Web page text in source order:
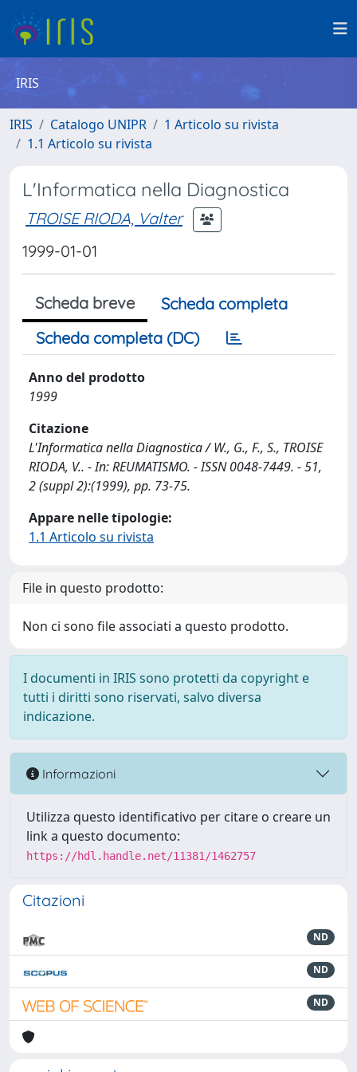
IRIS
IRIS Catalogo UNIPR
1 Articolo su rivista
1.1 Articolo su rivista
L'Informatica nella Diagnostica
TROISE RIODA, Valter
1999-01-01
Scheda breve
Scheda completa
Scheda completa (DC)
Anno del prodotto
1999
Citazione
L'Informatica nella Diagnostica / W., G., F., S., TROISE
RIODA, V.. - In: REUMATISMO. - ISSN 0048-7449. - 51,
2 (suppl 2):(1999), pp. 73-75.
Appare nelle tipologie:
1.1 Articolo su rivista
File in questo prodotto:
Non ci sono file associati a questo prodotto.
I documenti in IRIS sono protetti da copyright e
tutti i diritti sono riservati, salvo diversa
indicazione.
Informazioni
Utilizza questo identificativo per citare o creare un
link a questo documento:
https://hdl.handle.net/11381/1462757
Citazioni
ND
ND
ND